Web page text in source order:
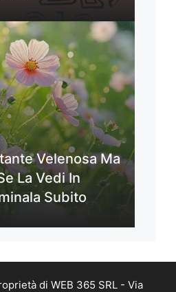
Velenosa Ma
La Vedi In
Subito
di WEB 365 SRL - Via